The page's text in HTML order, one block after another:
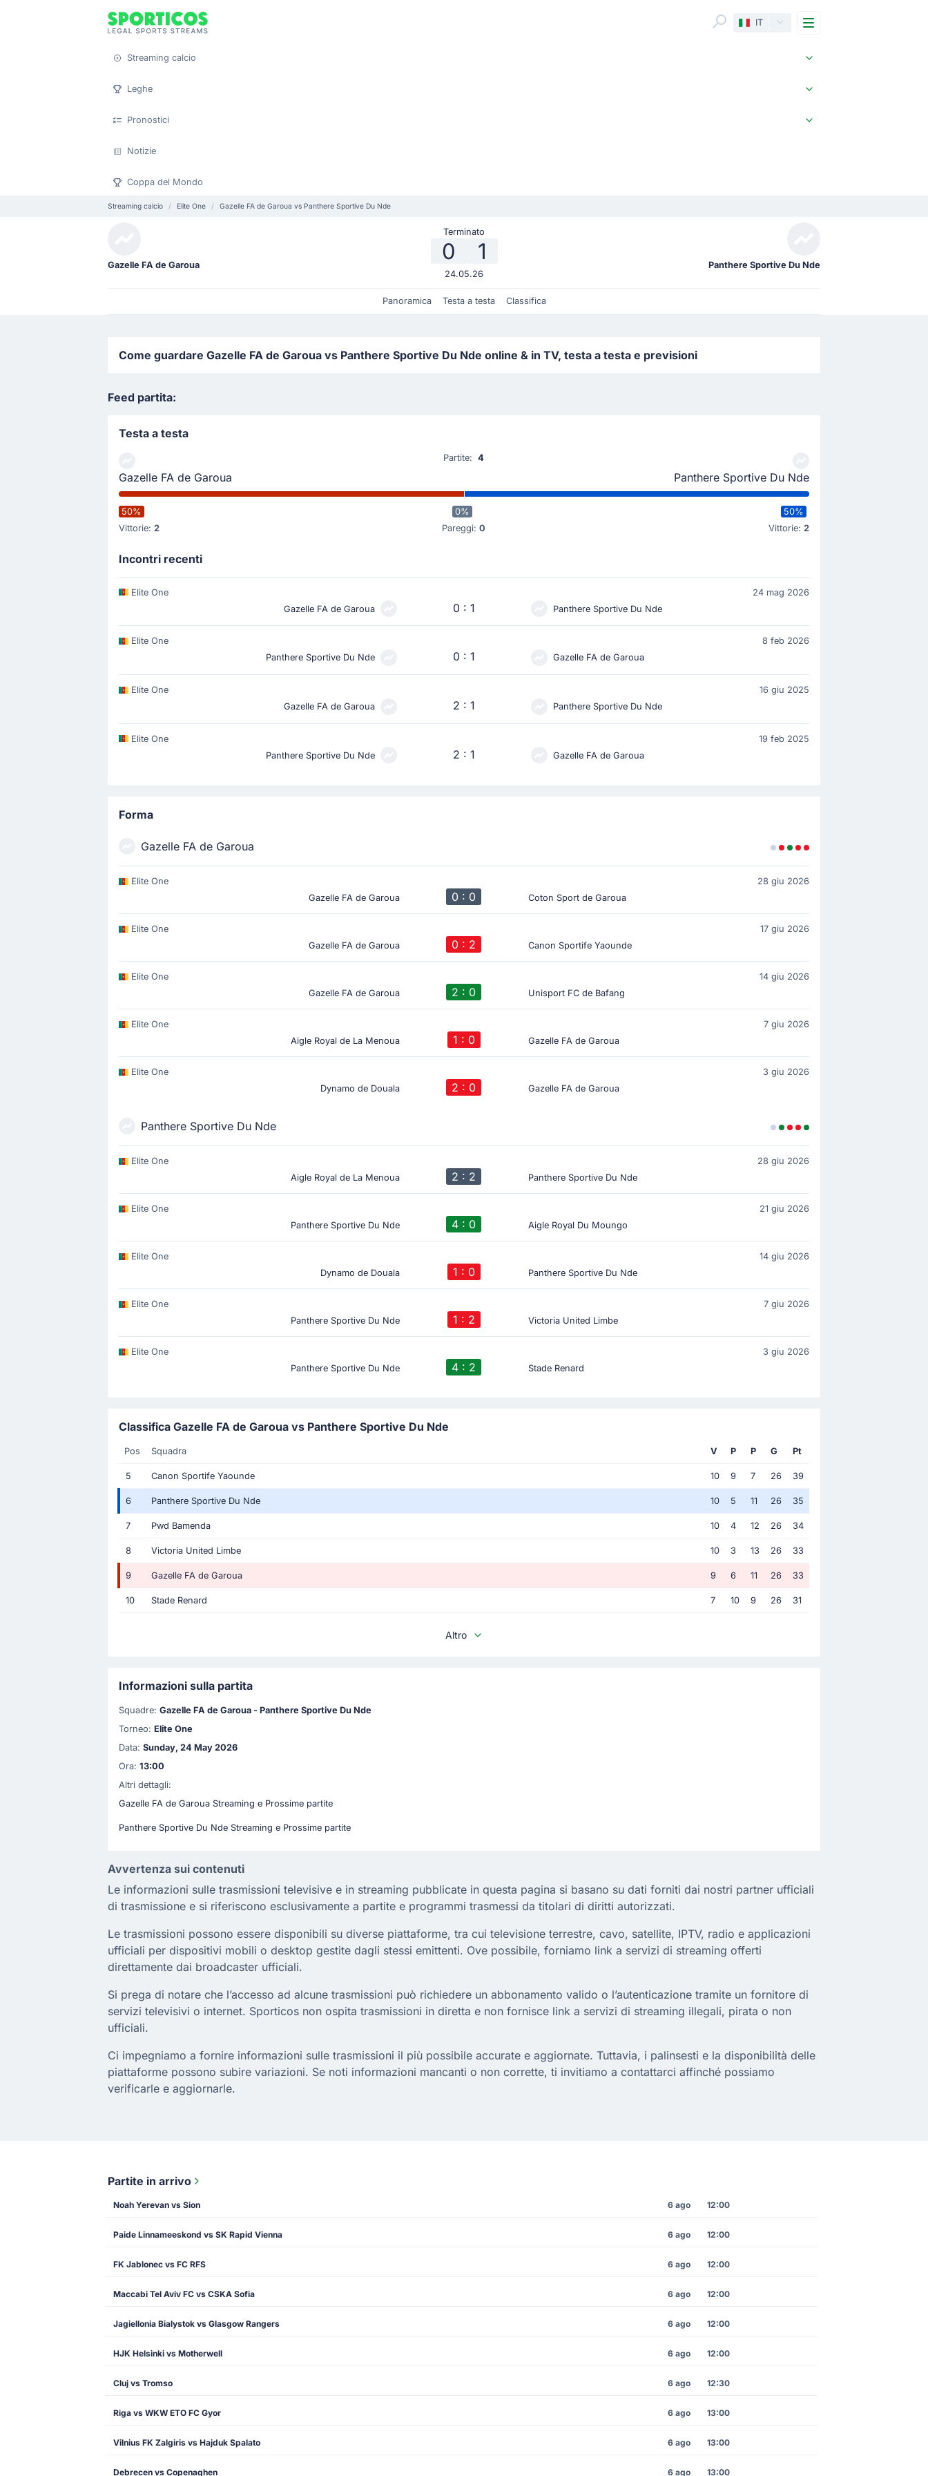
IT Menu
Streaming calcio
Leghe
Pronostici
Notizie
Coppa del Mondo
Streaming calcio Elite One Gazelle FA de Garoua vs Panthere Sportive Du Nde
Gazelle FA de Garoua
Terminato
0 1
24.05.26
Panthere Sportive Du Nde
Panoramica Testa a testa Classifica
Come guardare Gazelle FA de Garoua vs Panthere Sportive Du Nde online & in TV, testa a testa e previsioni
Feed partita:
Testa a testa
Gazelle FA de Garoua
Partite:4
Panthere Sportive Du Nde
50%
Vittorie: 2
0%
Pareggi:0
50%
Vittorie: 2
Incontri recenti
Elite One
24 mag 2026
Gazelle FA de Garoua
0 : 1 Panthere Sportive Du Nde
Elite One
8 feb 2026
Panthere Sportive Du Nde
0 : 1 Gazelle FA de Garoua
Elite One
16 giu 2025
Gazelle FA de Garoua
2 : 1 Panthere Sportive Du Nde
Elite One
19 feb 2025
Panthere Sportive Du Nde
2 : 1 Gazelle FA de Garoua
Forma
Gazelle FA de Garoua
Elite One
28 giu 2026
Gazelle FA de Garoua
0 : 0 Coton Sport de Garoua
Elite One
17 giu 2026
Gazelle FA de Garoua
0 : 2 Canon Sportife Yaounde
Elite One
14 giu 2026
Gazelle FA de Garoua
2 : 0 Unisport FC de Bafang
Elite One
7 giu 2026
Aigle Royal de La Menoua
1 : 0 Gazelle FA de Garoua
Elite One
3 giu 2026
Dynamo de Douala
2 : 0 Gazelle FA de Garoua
Panthere Sportive Du Nde
Elite One
28 giu 2026
Aigle Royal de La Menoua
2 : 2 Panthere Sportive Du Nde
Elite One
21 giu 2026
Panthere Sportive Du Nde
4 : 0 Aigle Royal Du Moungo
Elite One
14 giu 2026
Dynamo de Douala
1 : 0 Panthere Sportive Du Nde
Elite One
7 giu 2026
Panthere Sportive Du Nde
1 : 2 Victoria United Limbe
Elite One
3 giu 2026
Panthere Sportive Du Nde
4 : 2 Stade Renard
Classifica Gazelle FA de Garoua vs Panthere Sportive Du Nde
Pos Squadra V P P G Pt
5 Canon Sportife Yaounde 10 9 7 26 39
6 Panthere Sportive Du Nde 10 5 11 26 35
7 Pwd Bamenda 10 4 12 26 34
8 Victoria United Limbe 10 3 13 26 33
9 Gazelle FA de Garoua 9 6 11 26 33
10 Stade Renard 7 10 9 26 31
Altro
Informazioni sulla partita
Squadre: Gazelle FA de Garoua - Panthere Sportive Du Nde
Torneo: Elite One
Data: Sunday, 24 May 2026
Ora: 13:00
Altri dettagli:
Gazelle FA de Garoua Streaming e Prossime partite
Panthere Sportive Du Nde Streaming e Prossime partite
Avvertenza sui contenuti
Le informazioni sulle trasmissioni televisive e in streaming pubblicate in questa pagina si basano su dati forniti dai nostri partner ufficiali
di trasmissione e si riferiscono esclusivamente a partite e programmi trasmessi da titolari di diritti autorizzati.
Le trasmissioni possono essere disponibili su diverse piattaforme, tra cui televisione terrestre, cavo, satellite, IPTV, radio e applicazioni
ufficiali per dispositivi mobili o desktop gestite dagli stessi emittenti. Ove possibile, forniamo link a servizi di streaming offerti
direttamente dai broadcaster ufficiali.
Si prega di notare che l’accesso ad alcune trasmissioni può richiedere un abbonamento valido o l’autenticazione tramite un fornitore di
servizi televisivi o internet. Sporticos non ospita trasmissioni in diretta e non fornisce link a servizi di streaming illegali, pirata o non
ufficiali.
Ci impegniamo a fornire informazioni sulle trasmissioni il più possibile accurate e aggiornate. Tuttavia, i palinsesti e la disponibilità delle
piattaforme possono subire variazioni. Se noti informazioni mancanti o non corrette, ti invitiamo a contattarci affinché possiamo
verificarle e aggiornarle.
Partite in arrivo
Noah Yerevan vs Sion 6 ago 12:00
Paide Linnameeskond vs SK Rapid Vienna 6 ago 12:00
FK Jablonec vs FC RFS 6 ago 12:00
Maccabi Tel Aviv FC vs CSKA Sofia 6 ago 12:00
Jagiellonia Bialystok vs Glasgow Rangers 6 ago 12:00
HJK Helsinki vs Motherwell 6 ago 12:00
Cluj vs Tromso 6 ago 12:30
Riga vs WKW ETO FC Gyor 6 ago 13:00
Vilnius FK Zalgiris vs Hajduk Spalato 6 ago 13:00
Debrecen vs Copenaghen 6 ago 13:00